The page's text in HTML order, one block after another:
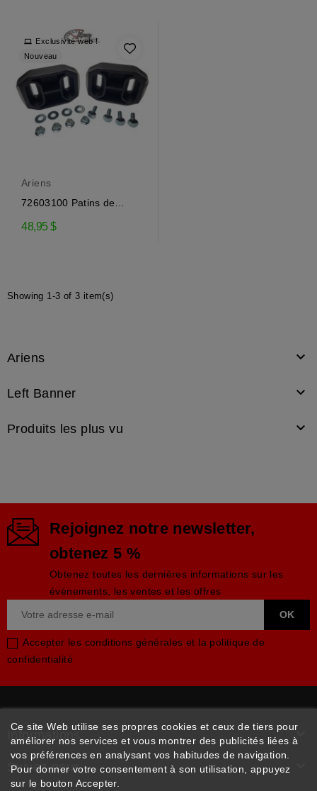
Exclusivité web !
Nouveau
Ariens
72603100 Patins de
48,95 $
Showing 1-3 of 3 item(s)
Ariens 
Left Banner 
Produits les plus vu 
Rejoignez notre newsletter,
obtenez 5 %
Obtenez toutes les dernières informations sur les
événements, les ventes et les offres
Accepter les conditions générales et la politique de
confidentialité
Informations 
Suivez-nous
Ce site Web utilise ses propres cookies et ceux de tiers pour
améliorer nos services et vous montrer des publicités liées à
vos préférences en analysant vos habitudes de navigation.
Pour donner votre consentement à son utilisation, appuyez
sur le bouton Accepter.